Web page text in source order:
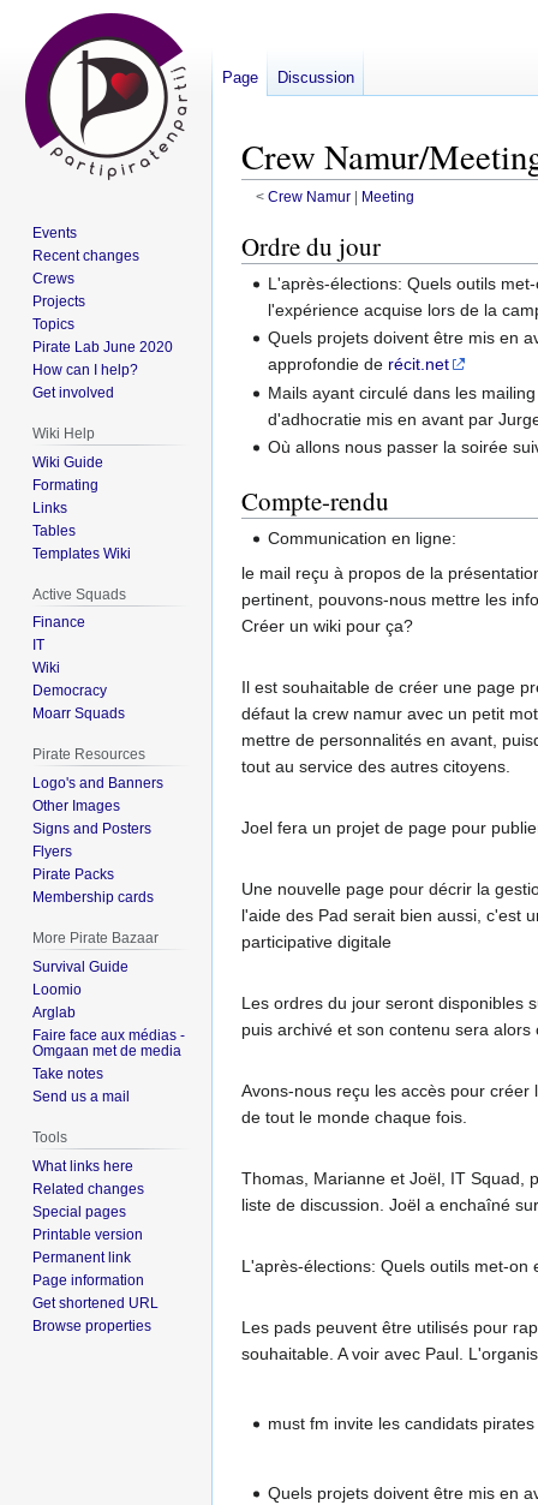
Crew Namur/
< Crew Namur‎ | Meeting
Jump
to
navigation
Jump
to
search
Ordre du jour
L'après-élections: Quels outils
l'expérience acquise lors de la
Quels projets doivent être mis en
approfondie de récit.net
Mails ayant circulé dans les
d'adhocratie mis en avant par
Où allons nous passer la soirée
Compte-rendu
Communication en ligne:
le mail reçu à propos de la
pertinent, pouvons-nous mettre les
Créer un wiki pour ça?
Il est souhaitable de créer une page
défaut la crew namur avec un petit
mettre de personnalités en avant,
tout au service des autres citoyens.
Joel fera un projet de page pour
Une nouvelle page pour décrir la
l'aide des Pad serait bien aussi, c'est
participative digitale
Les ordres du jour seront disponibles
puis archivé et son contenu sera
Avons-nous reçu les accès pour
de tout le monde chaque fois.
Thomas, Marianne et Joël, IT Squad,
liste de discussion. Joël a enchaîné
L'après-élections: Quels outils met-
Les pads peuvent être utilisés pour
souhaitable. A voir avec Paul.
must fm invite les candidats
Quels projets doivent être mis en
Page Discussion
Events
Recent changes
Crews
Projects
Topics
Pirate Lab June 2020
How can I help?
Get involved
Wiki Help
Wiki Guide
Formating
Links
Tables
Templates Wiki
Active Squads
Finance
IT
Wiki
Democracy
Moarr Squads
Pirate Resources
Logo's and Banners
Other Images
Signs and Posters
Flyers
Pirate Packs
Membership cards
More Pirate Bazaar
Survival Guide
Loomio
Arglab
Faire face aux médias -
Omgaan met de media
Take notes
Send us a mail
Tools
What links here
Related changes
Special pages
Printable version
Permanent link
Page information
Get shortened URL
Browse properties